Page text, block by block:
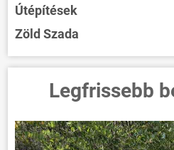
Útépítések
Zöld Szada
Legfrissebb